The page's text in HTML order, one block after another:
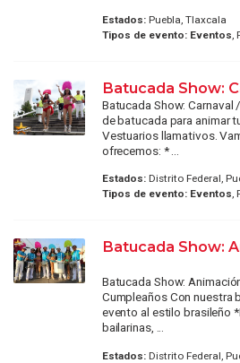
Estados:Puebla, Tlaxcala
Tipos de evento: Eventos,
Batucada Show:
Batucada Show:
de batucada para animar
Vestuarios llamativos.
ofrecemos: * ...
Estados:Distrito Federal,
Tipos de evento: Eventos,
Batucada Show:
Batucada Show:
Cumpleaños Con nuestra
evento al estilo brasileño
bailarinas, ...
Estados:Distrito Federal,